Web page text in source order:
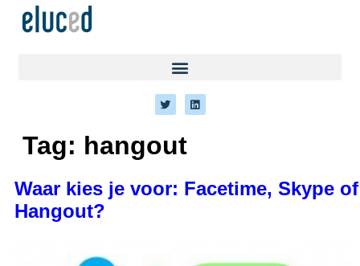
Tag: hangout
Waar kies je voor: Facetime, Skype of
Hangout?